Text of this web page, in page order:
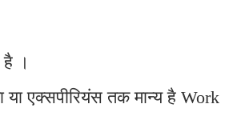
है ।
या एक्सपीरियंस तक मान्य है Work